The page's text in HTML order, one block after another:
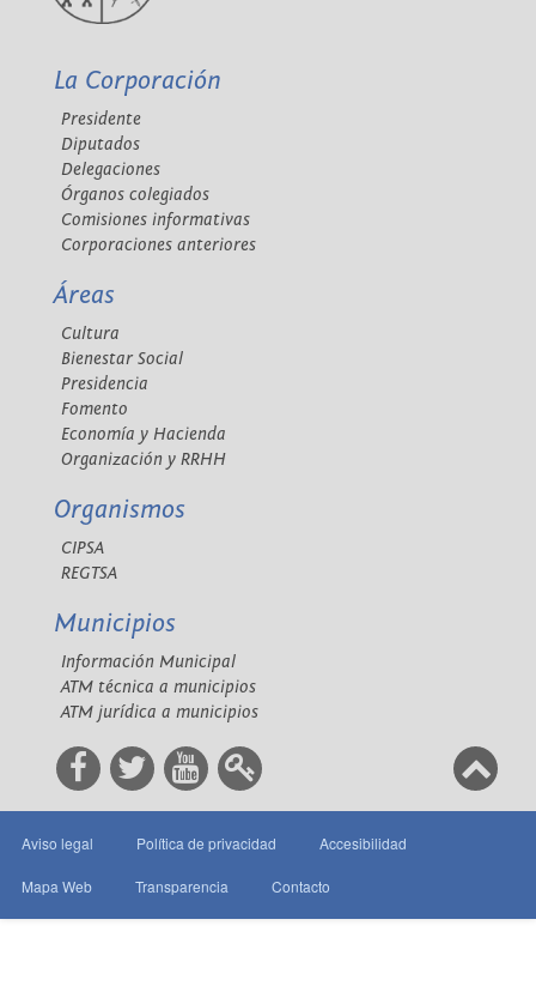
La Corporación
Presidente
Diputados
Delegaciones
Órganos colegiados
Comisiones informativas
Corporaciones anteriores
Áreas
Cultura
Bienestar Social
Presidencia
Fomento
Economía y Hacienda
Organización y RRHH
Organismos
CIPSA
REGTSA
Municipios
Información Municipal
ATM técnica a municipios
ATM jurídica a municipios
Aviso legal Política de privacidad Accesibilidad
Mapa Web Transparencia Contacto